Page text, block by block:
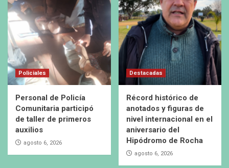
Policiales
Personal de Policía
Comunitaria participó
de taller de primeros
auxilios
agosto 6, 2026
Destacadas
Récord histórico de
anotados y figuras de
nivel internacional en el
aniversario del
Hipódromo de Rocha
agosto 6, 2026